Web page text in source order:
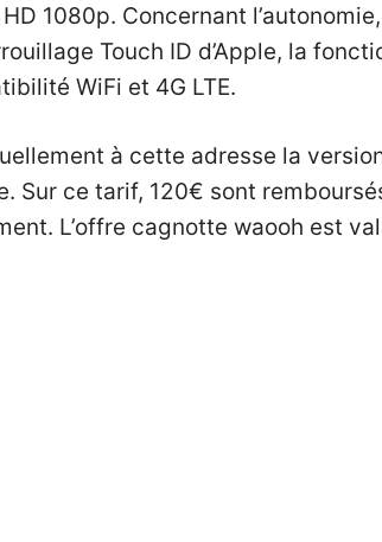
1080p. Concernant
Touch ID d’Apple, la
WiFi et 4G LTE.
à cette adresse la
Sur ce tarif, 120€ sont
L’offre cagnotte waooh est